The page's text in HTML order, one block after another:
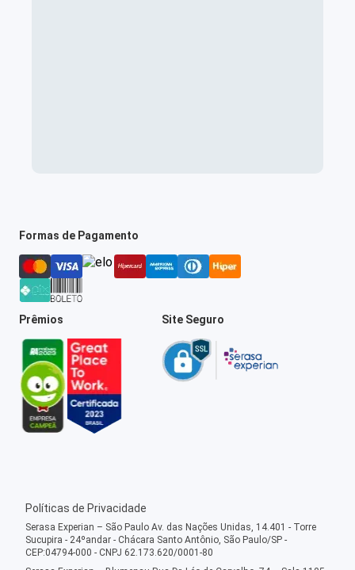
Formas de Pagamento
Prêmios Site Seguro
Políticas de Privacidade
Serasa Experian – São Paulo Av. das Nações Unidas, 14.401 - Torre
Sucupira - 24ºandar - Chácara Santo Antônio, São Paulo/SP -
CEP:04794-000 - CNPJ 62.173.620/0001-80